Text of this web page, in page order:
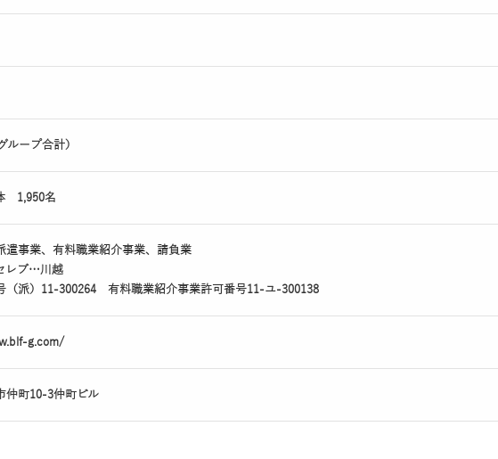
ループ合計）
1,950名
遣事業、有料職業紹介事業、請負業
レブ…川越
（派）11-300264 有料職業紹介事業許可番号11-ユ-300138
g.com/
仲町10-3仲町ビル